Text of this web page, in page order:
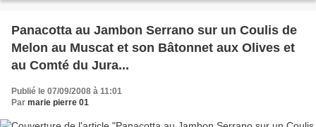
Panacotta au Jambon Serrano sur un Coulis de
Melon au Muscat et son Bâtonnet aux Olives et
au Comté du Jura...
Publié le 07/09/2008 à 11:01
Par marie pierre 01